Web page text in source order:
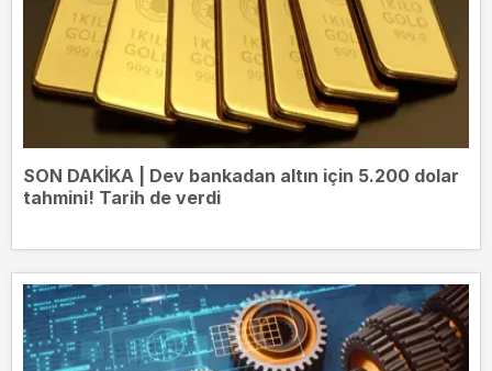
SON DAKİKA | Dev bankadan altın için 5.200 dolar
tahmini! Tarih de verdi